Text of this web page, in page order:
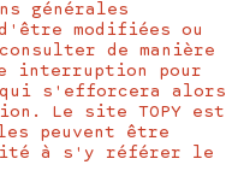
générales
modifiées ou
de manière
interruption pour
qui s'efforcera alors
Le site TOPY est
peuvent être
à s'y référer le